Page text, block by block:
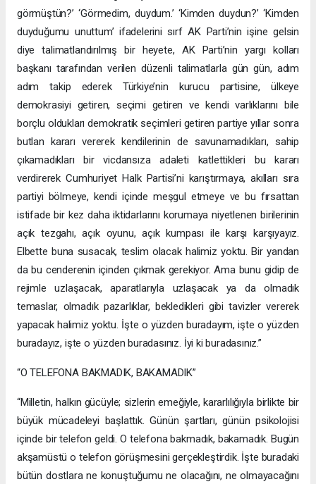
görmüştün?’ ‘Görmedim, duydum.’ ‘Kimden duydun?’ ‘Kimden
duyduğumu unuttum’ ifadelerini sırf AK Parti’nin işine gelsin
diye talimatlandırılmış bir heyete, AK Parti’nin yargı kolları
başkanı tarafından verilen düzenli talimatlarla gün gün, adım
adım takip ederek Türkiye’nin kurucu partisine, ülkeye
demokrasiyi getiren, seçimi getiren ve kendi varlıklarını bile
borçlu oldukları demokratik seçimleri getiren partiye yıllar sonra
butlan kararı vererek kendilerinin de savunamadıkları, sahip
çıkamadıkları bir vicdansıza adaleti katlettikleri bu kararı
verdirerek Cumhuriyet Halk Partisi’ni karıştırmaya, akılları sıra
partiyi bölmeye, kendi içinde meşgul etmeye ve bu fırsattan
istifade bir kez daha iktidarlarını korumaya niyetlenen birilerinin
açık tezgahı, açık oyunu, açık kumpası ile karşı karşıyayız.
Elbette buna susacak, teslim olacak halimiz yoktu. Bir yandan
da bu cenderenin içinden çıkmak gerekiyor. Ama bunu gidip de
rejimle uzlaşacak, aparatlarıyla uzlaşacak ya da olmadık
temaslar, olmadık pazarlıklar, bekledikleri gibi tavizler vererek
yapacak halimiz yoktu. İşte o yüzden buradayım, işte o yüzden
buradayız, işte o yüzden buradasınız. İyi ki buradasınız.”
“O TELEFONA BAKMADIK, BAKAMADIK”
“Milletin, halkın gücüyle; sizlerin emeğiyle, kararlılığıyla birlikte bir
büyük mücadeleyi başlattık. Günün şartları, günün psikolojisi
içinde bir telefon geldi. O telefona bakmadık, bakamadık. Bugün
akşamüstü o telefon görüşmesini gerçekleştirdik. İşte buradaki
bütün dostlara ne konuştuğumu ne olacağını, ne olmayacağını